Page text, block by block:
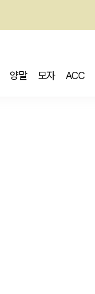
양말 모자 ACC